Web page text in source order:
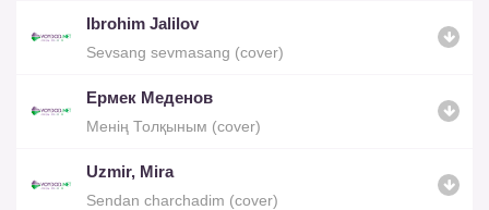
Ibrohim Jalilov
Sevsang sevmasang (cover)
Ермек Меденов
Менің Толқыным (cover)
Uzmir, Mira
Sendan charchadim (cover)